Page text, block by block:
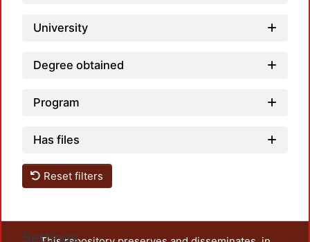
University
Degree obtained
Program
Has files
Reset filters
Settings